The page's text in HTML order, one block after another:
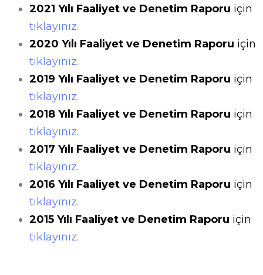
2021 Yılı Faaliyet ve Denetim Raporu için
tıklayınız.
2020 Yılı Faaliyet ve Denetim Raporu için
tıklayınız.
2019 Yılı Faaliyet ve Denetim Raporu için
tıklayınız.
2018 Yılı Faaliyet ve Denetim Raporu için
tıklayınız.
2017 Yılı Faaliyet ve Denetim Raporu için
tıklayınız.
2016 Yılı Faaliyet ve Denetim Raporu için
tıklayınız.
2015 Yılı Faaliyet ve Denetim Raporu için
tıklayınız.